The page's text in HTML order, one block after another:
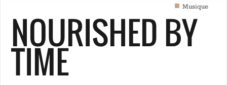
■ Musique
NOURISHED BY
TIME